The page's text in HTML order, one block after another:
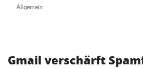
Allgemein
Gmail verschärft